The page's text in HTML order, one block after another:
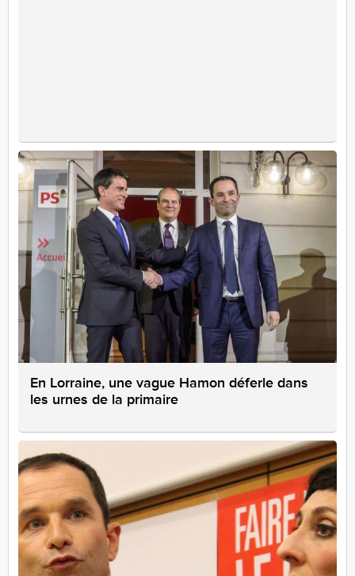
En Lorraine, une vague Hamon déferle dans
les urnes de la primaire